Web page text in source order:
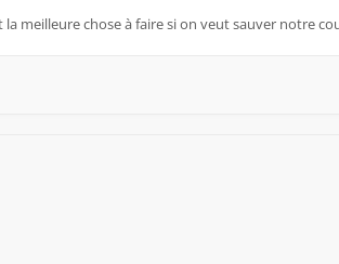
la meilleure chose à faire si on veut sauver notre